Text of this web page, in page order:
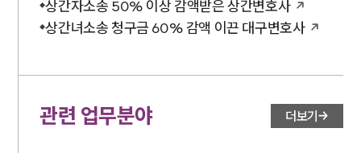
대륜법률상담예약
상간자소송 50% 이상 감액받은 상간변호사
상간녀소송 청구금 60% 감액 이끈 대구변호사
관련 업무분야 더보기